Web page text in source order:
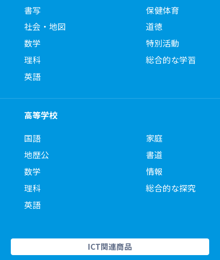
書写
社会・地図
数学
理科
英語
保健体育
道徳
特別活動
総合的な学習
高等学校
国語
地歴公
数学
理科
英語
家庭
書道
情報
総合的な探究
ICT関連商品